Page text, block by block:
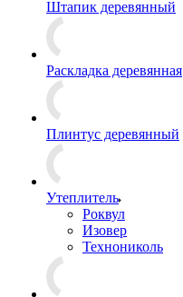
Штапик деревянный
Раскладка деревянная
Плинтус деревянный
Утеплитель
Роквул
Изовер
Технониколь